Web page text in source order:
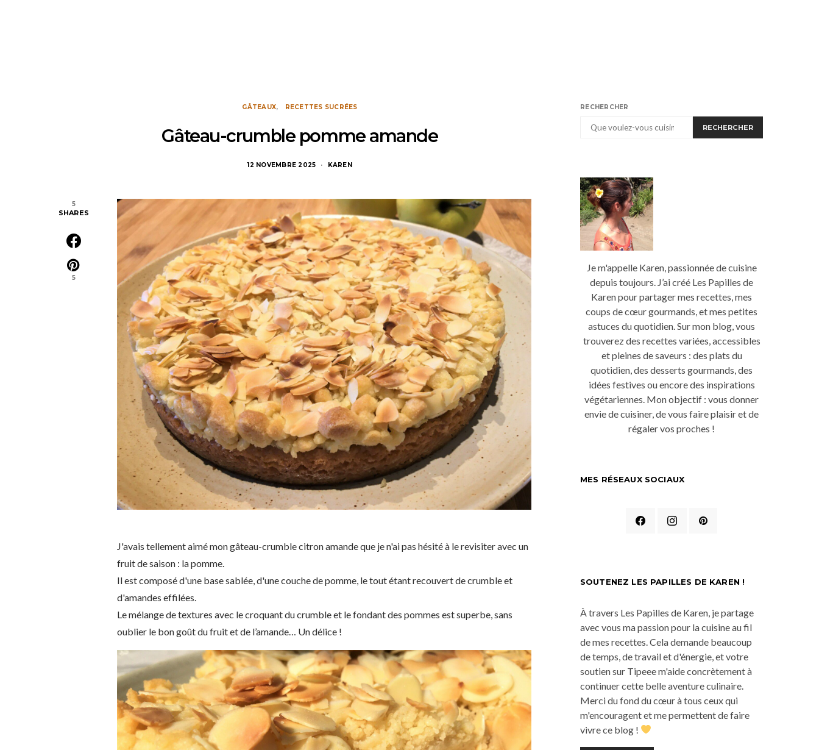
GÂTEAUX RECETTES SUCRÉES
Gâteau-crumble pomme amande
12 NOVEMBRE 2025 KAREN
5
SHARES
5
J'avais tellement aimé mon gâteau-crumble citron amande que je n'ai pas hésité à le revisiter avec un
fruit de saison : la pomme.
Il est composé d'une base sablée, d'une couche de pomme, le tout étant recouvert de crumble et
d'amandes effilées.
Le mélange de textures avec le croquant du crumble et le fondant des pommes est superbe, sans
oublier le bon goût du fruit et de l’amande… Un délice !
RECHERCHER
RECHERCHER
Je m'appelle Karen, passionnée de cuisine
depuis toujours. J’ai créé Les Papilles de
Karen pour partager mes recettes, mes
coups de cœur gourmands, et mes petites
astuces du quotidien. Sur mon blog, vous
trouverez des recettes variées, accessibles
et pleines de saveurs : des plats du
quotidien, des desserts gourmands, des
idées festives ou encore des inspirations
végétariennes. Mon objectif : vous donner
envie de cuisiner, de vous faire plaisir et de
régaler vos proches !
MES RÉSEAUX SOCIAUX
SOUTENEZ LES PAPILLES DE KAREN !
À travers Les Papilles de Karen, je partage
avec vous ma passion pour la cuisine au fil
de mes recettes. Cela demande beaucoup
de temps, de travail et d'énergie, et votre
soutien sur Tipeee m'aide concrètement à
continuer cette belle aventure culinaire.
Merci du fond du cœur à tous ceux qui
m'encouragent et me permettent de faire
vivre ce blog !